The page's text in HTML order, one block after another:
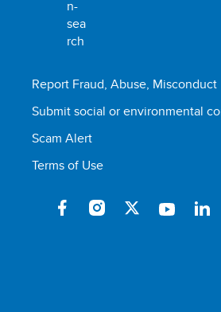
Report Fraud, Abuse, Misconduct
Submit social or environmental
Scam Alert
Terms of Use